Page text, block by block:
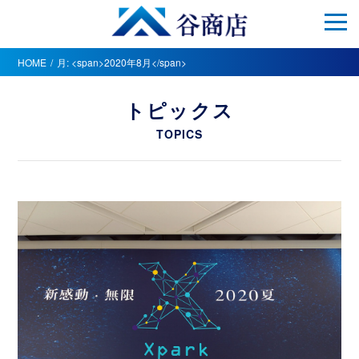
HOME 月: <span>2020年8月</span>
トピックス
TOPICS